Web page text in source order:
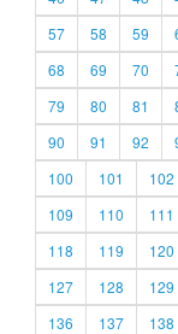
57
58 59
68
69 70
79
80 81
90
91 92
100
101 102
109
110 111
118
119 120
127
128 129
136
137 138